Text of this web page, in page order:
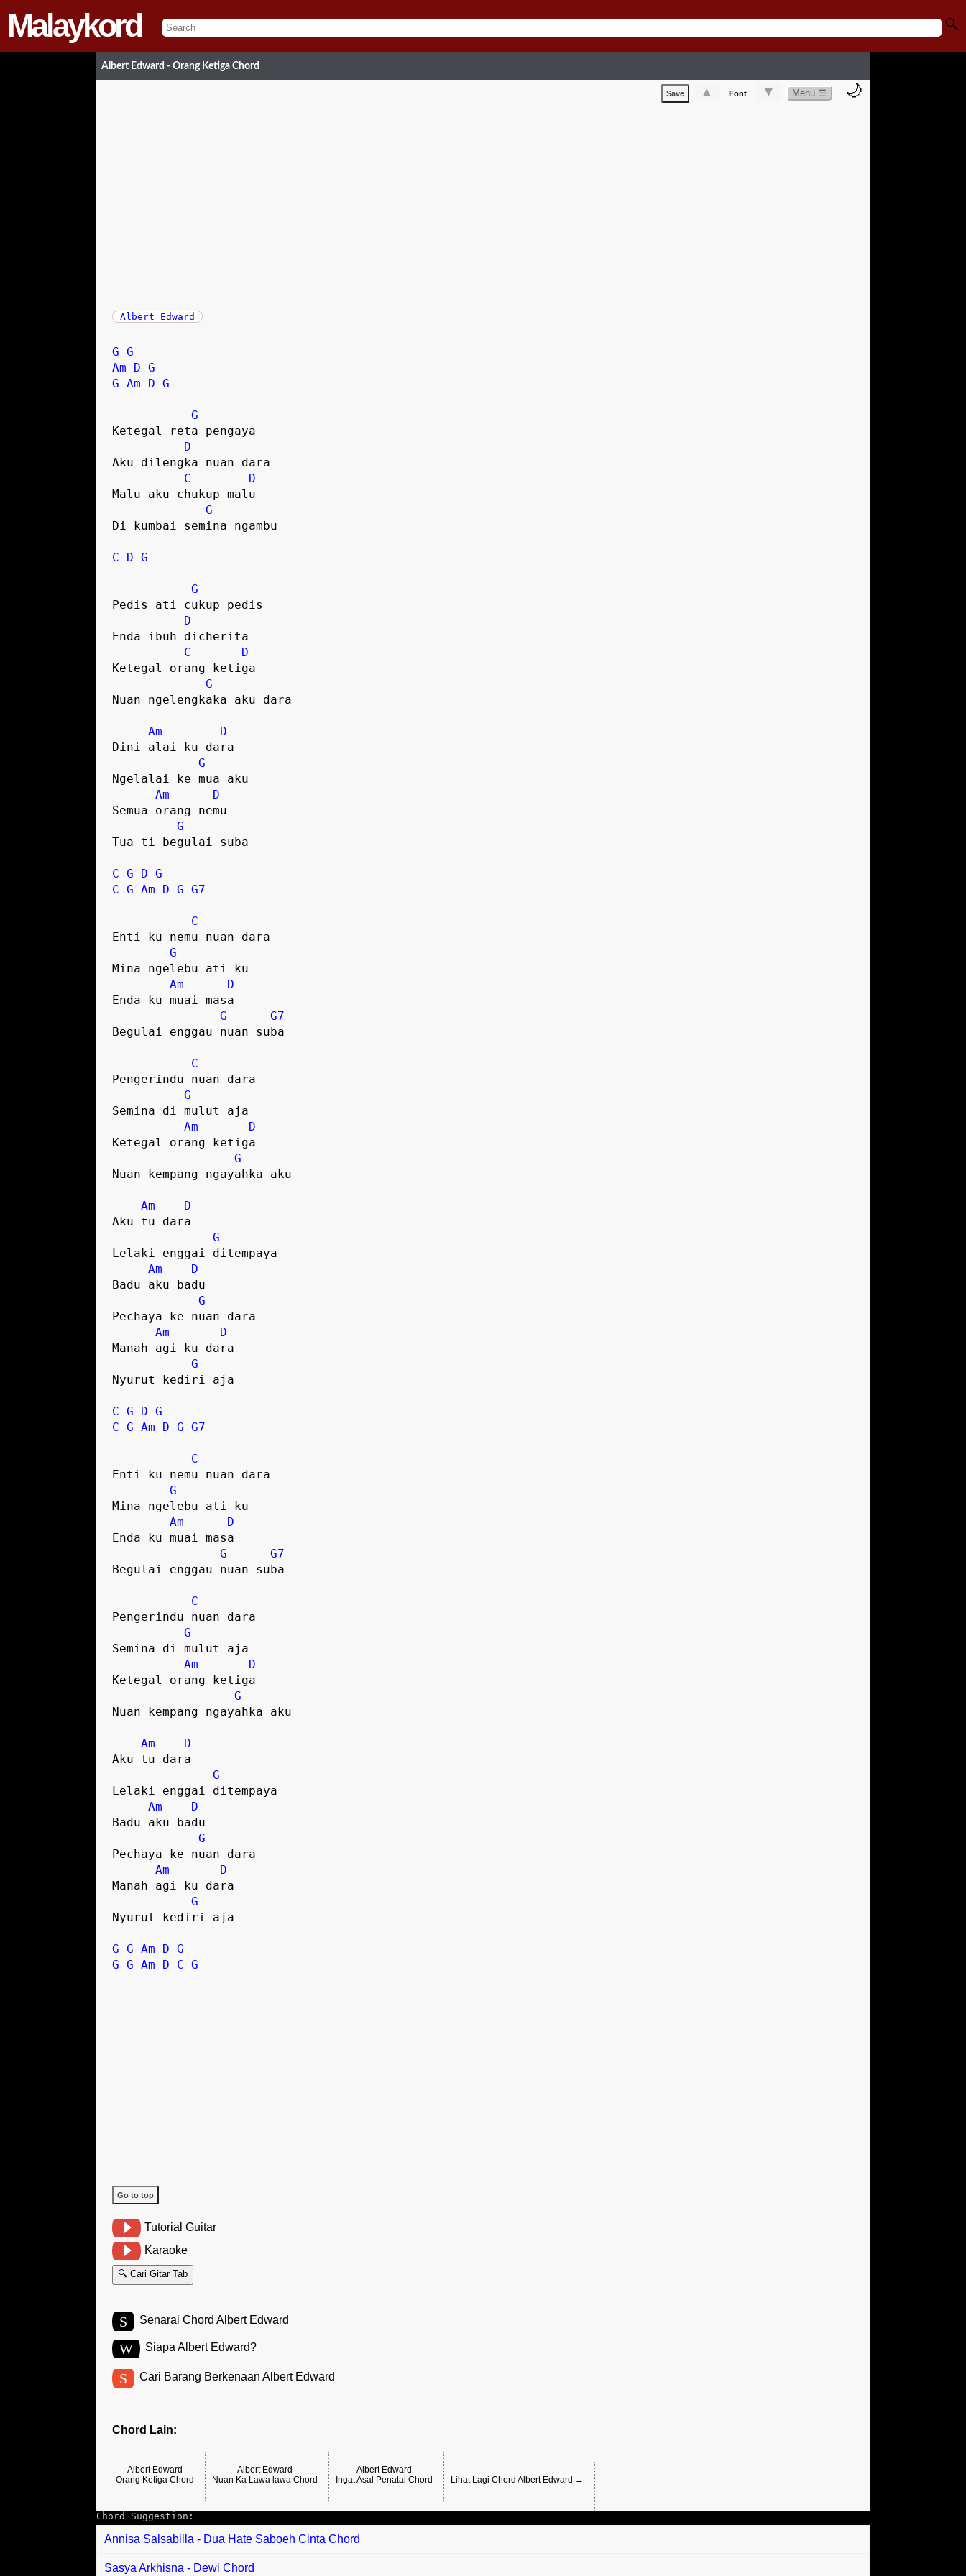
Malaykord 🔍
Albert Edward - Orang Ketiga Chord
Save ▲ Font ▼ Menu ☰ 🌙
Albert Edward
G G
Am
D G
G Am D G
G
Ketegal reta pengaya
D
Aku dilengka nuan dara
C
D
Malu aku chukup malu
G
Di kumbai semina ngambu
C D G
G
Pedis ati cukup pedis
D
Enda ibuh dicherita
C
D
Ketegal orang ketiga
G
Nuan ngelengkaka aku dara
Am
D
Dini alai ku dara
G
Ngelalai ke mua aku
Am
D
Semua orang nemu
G
Tua ti begulai suba
C G D G
C G Am D G G7
C
Enti ku nemu nuan dara
G
Mina ngelebu ati ku
Am
D
Enda ku muai masa
G
G7
Begulai enggau nuan suba
C
Pengerindu nuan dara
G
Semina di mulut aja
Am
D
Ketegal orang ketiga
G
Nuan kempang ngayahka aku
Am
D
Aku tu dara
G
Lelaki enggai ditempaya
Am
D
Badu aku badu
G
Pechaya ke nuan dara
Am
D
Manah agi ku dara
G
Nyurut kediri aja
C G D G
C G Am D G G7
C
Enti ku nemu nuan dara
G
Mina ngelebu ati ku
Am
D
Enda ku muai masa
G
G7
Begulai enggau nuan suba
C
Pengerindu nuan dara
G
Semina di mulut aja
Am
D
Ketegal orang ketiga
G
Nuan kempang ngayahka aku
Am
D
Aku tu dara
G
Lelaki enggai ditempaya
Am
D
Badu aku badu
G
Pechaya ke nuan dara
Am
D
Manah agi ku dara
G
Nyurut kediri aja
G G Am D G
G G Am D C G
Go to top
Tutorial Guitar
Karaoke
🔍 Cari Gitar Tab
S Senarai Chord Albert Edward
W Siapa Albert Edward?
S Cari Barang Berkenaan Albert Edward
Chord Lain:
Albert Edward
Orang Ketiga Chord
Albert Edward
Nuan Ka Lawa lawa Chord
Albert Edward
Ingat Asal Penatai Chord
Lihat Lagi Chord Albert Edward →
Chord Suggestion:
Annisa Salsabilla - Dua Hate Saboeh Cinta Chord
Sasya Arkhisna - Dewi Chord